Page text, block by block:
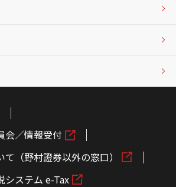
会／情報受付
（野村證券以外の窓口）
システム e-Tax